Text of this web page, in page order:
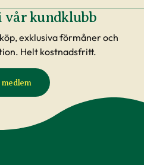
vår kundklubb
exklusiva förmåner och
Helt kostnadsfritt.
medlem